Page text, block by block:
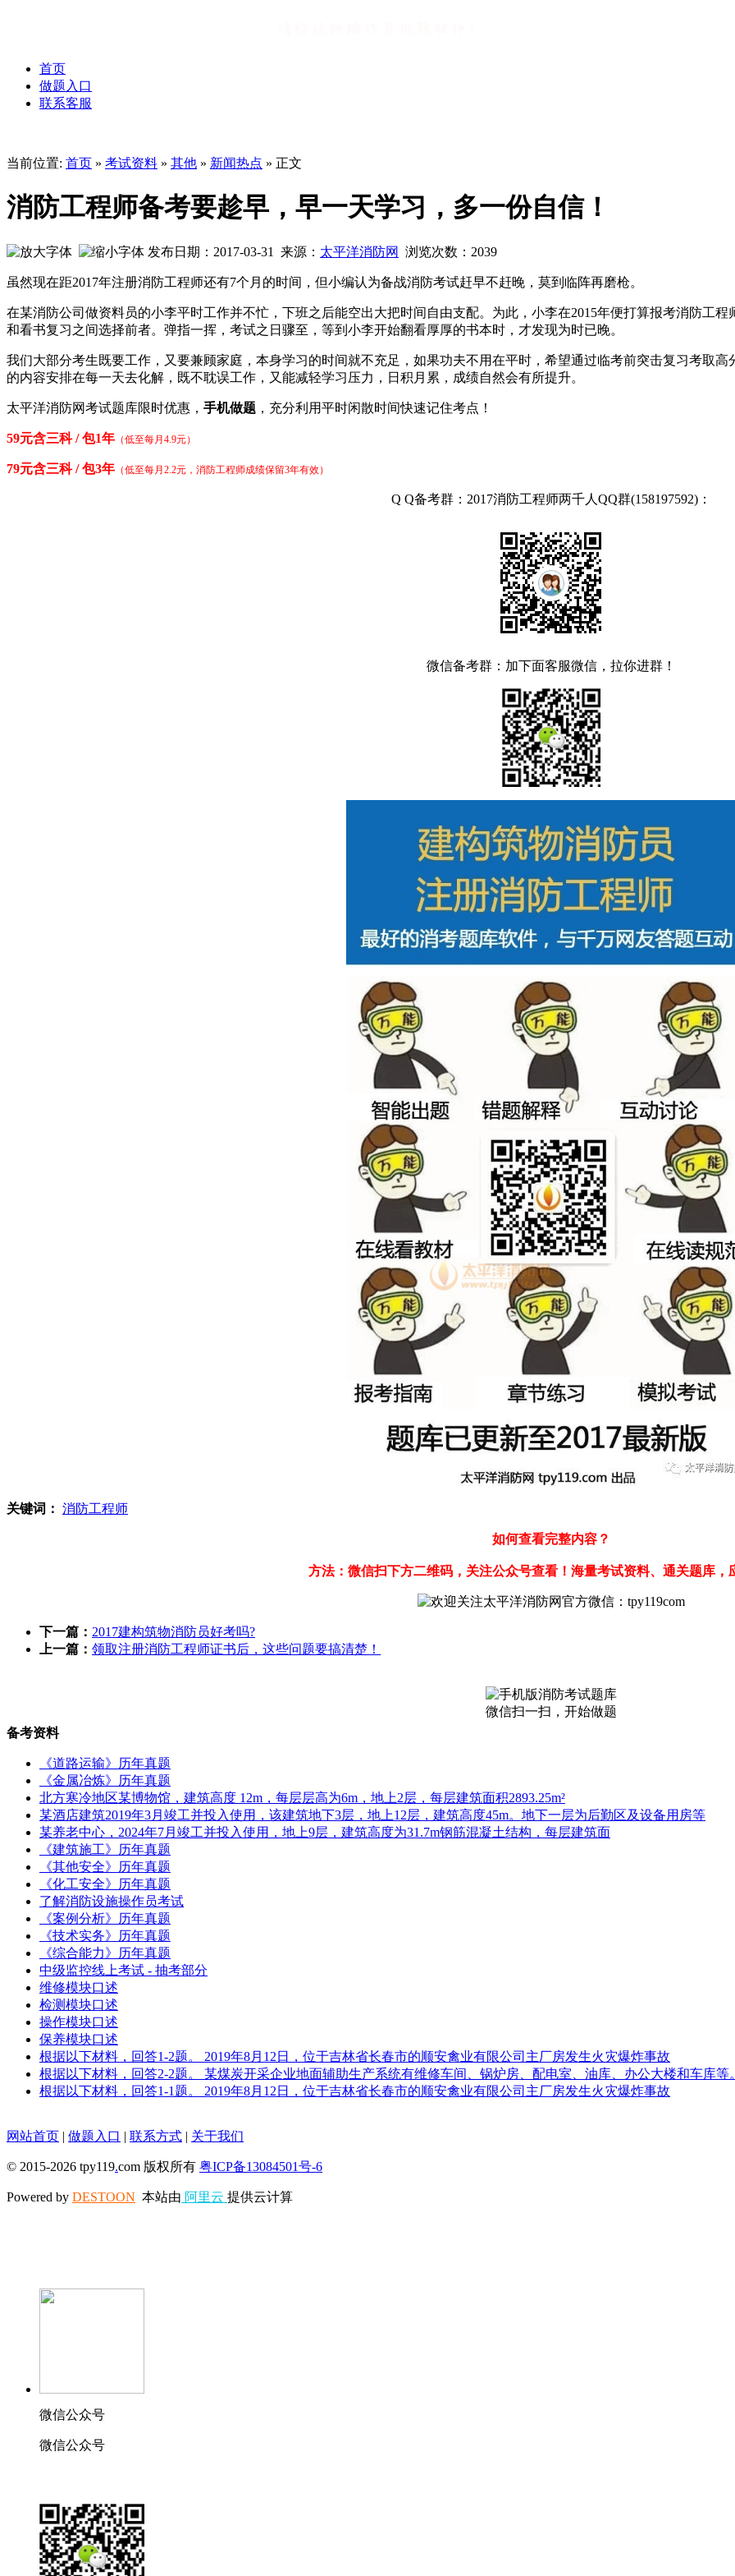
首页
做题入口
联系客服
当前位置: 首页 » 考试资料 » 其他 » 新闻热点 » 正文
消防工程师备考要趁早，早一天学习，多一份自信！
发布日期：2017-03-31 来源： 太平洋消防网 浏览次数： 2039
虽然现在距2017年注册消防工程师还有7个月的时间，但小编认为备战消防考试赶早不赶晚，莫到临阵再磨枪。
在某消防公司做资料员的小李平时工作并不忙，下班之后能空出大把时间自由支配。为此，小李在2015年便打算报考消防工
和看书复习之间选择前者。弹指一挥，考试之日骤至，等到小李开始翻看厚厚的书本时，才发现为时已晚。
我们大部分考生既要工作，又要兼顾家庭，本身学习的时间就不充足，如果功夫不用在平时，希望通过临考前突击复习考取
的内容安排在每一天去化解，既不耽误工作，又能减轻学习压力，日积月累，成绩自然会有所提升。
太平洋消防网考试题库限时优惠， 手机做题 ，充分利用平时闲散时间快速记住考点！
59元含三科 / 包1年 （低至每月4.9元）
79元含三科 / 包3年 （低至每月2.2元，消防工程师成绩保留3年有效）
Q Q备考群：2017消防工程师两千人QQ群(158197592)：
微信备考群：加下面客服微信，拉你进群！
关键词： 消防工程师
如何查看完整内容？
方法：微信扫下方二维码，关注公众号查看！海量考试资料、通关题库，
下一篇： 2017建构筑物消防员好考吗?
上一篇： 领取注册消防工程师证书后，这些问题要搞清楚！
微信扫一扫，开始做题
备考资料
《道路运输》历年真题
《金属冶炼》历年真题
北方寒冷地区某博物馆，建筑高度 12m，每层层高为6m，地上2层，每层建筑面积2893.25m²
某酒店建筑2019年3月竣工并投入使用，该建筑地下3层，地上12层，建筑高度45m。地下一层为后勤区及设备用房等
某养老中心，2024年7月竣工并投入使用，地上9层，建筑高度为31.7m钢筋混凝土结构，每层建筑面
《建筑施工》历年真题
《其他安全》历年真题
《化工安全》历年真题
了解消防设施操作员考试
《案例分析》历年真题
《技术实务》历年真题
《综合能力》历年真题
中级监控线上考试 - 抽考部分
维修模块口述
检测模块口述
操作模块口述
保养模块口述
根据以下材料，回答1-2题。 2019年8月12日，位于吉林省长春市的顺安禽业有限公司主厂房发生火灾爆炸事故
根据以下材料，回答2-2题。 某煤炭开采企业地面辅助生产系统有维修车间、锅炉房、配电室、油库、办公大楼和车库等。
根据以下材料，回答1-1题。 2019年8月12日，位于吉林省长春市的顺安禽业有限公司主厂房发生火灾爆炸事故
网站首页 | 做题入口 | 联系方式 | 关于我们
© 2015-2026 tpy119.com 版权所有 粤ICP备13084501号-6
Powered by DESTOON 本站由 阿里云 提供云计算
微信公众号
微信公众号